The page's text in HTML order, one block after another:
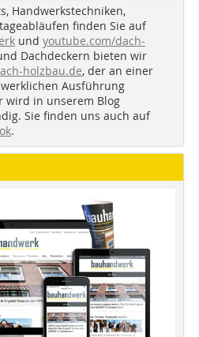
Handwerkstechniken,
finden Sie auf
und youtube.com/dach-
Dachdeckern bieten wir
holzbau.de, der an einer
Ausführung
wird in unserem Blog
Sie finden uns auch auf
.